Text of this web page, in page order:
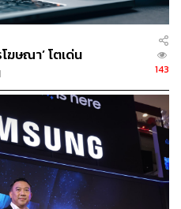
WEALTH
เศรษฐกิจ ธุรกิจ และการลงทุน โดย
STANDARD
ฆษณา’ โตเด่น
143